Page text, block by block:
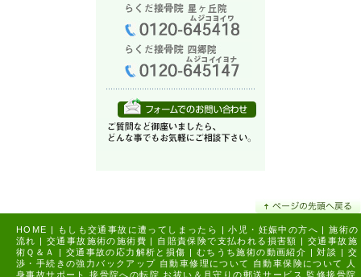
HOME | もしも交通事故に遭ってしまったら | 小児・妊娠中の方へ |
施術の
流れ | 交通事故施術の施術費 | 自賠責保険で支払われる損害額 | 交通事故施
術Ｑ＆Ａ
| 交通事故の応力解析と損傷 | むちうち施術の動画紹介 | 対談 | 交
渉・手続きの強力バックアップ 自動車修理について 自動車保険について
人
身事故サポート
接骨院への転院 お祓い＆月守りの郵送サービス 監修接骨院